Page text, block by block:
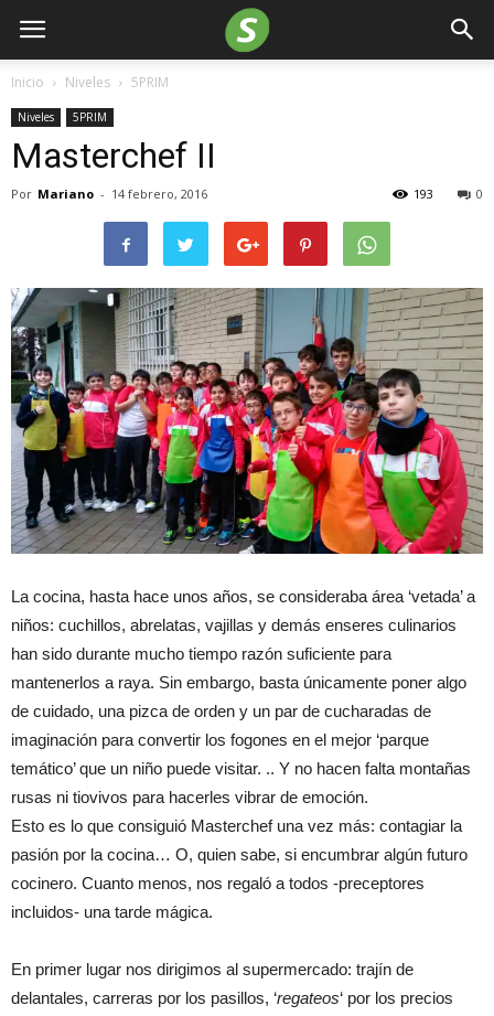
Inicio Niveles 5PRIM
Niveles 5PRIM
Masterchef II
Por Mariano - 14 febrero, 2016 0
193
La cocina, hasta hace unos años, se consideraba área ‘vetada’ a
niños: cuchillos, abrelatas, vajillas y demás enseres culinarios
han sido durante mucho tiempo razón suficiente para
mantenerlos a raya. Sin embargo, basta únicamente poner algo
de cuidado, una pizca de orden y un par de cucharadas de
imaginación para convertir los fogones en el mejor ‘parque
temático’ que un niño puede visitar. .. Y no hacen falta montañas
rusas ni tiovivos para hacerles vibrar de emoción.
Esto es lo que consiguió Masterchef una vez más: contagiar la
pasión por la cocina… O, quien sabe, si encumbrar algún futuro
cocinero. Cuanto menos, nos regaló a todos -preceptores
incluidos- una tarde mágica.
En primer lugar nos dirigimos al supermercado: trajín de
delantales, carreras por los pasillos, ‘regateos‘ por los precios